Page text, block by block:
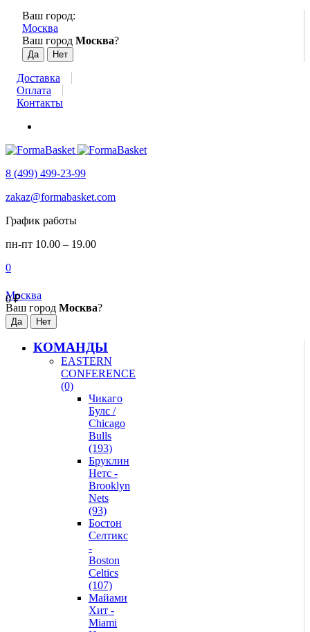
Ваш город:
Москва
Ваш город Москва?
Доставка
Оплата
Контакты
8 (499) 499-23-99
zakaz@formabasket.com
График работы
пн-пт 10.00 – 19.00
0
0₽
Москва
Ваш город Москва?
КОМАНДЫ
EASTERN
CONFERENCE
(0)
Чикаго
Булс /
Chicago
Bulls
(193)
Бруклин
Нетс -
Brooklyn
Nets
(93)
Бостон
Селтикс
-
Boston
Celtics
(107)
Майами
Хит -
Miami